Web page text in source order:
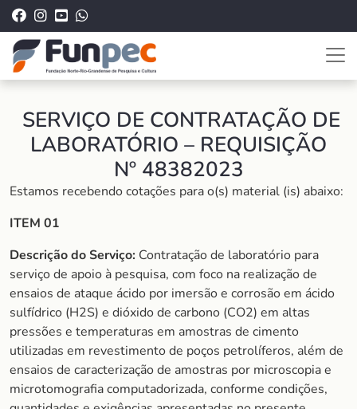
SERVIÇO DE CONTRATAÇÃO DE
LABORATÓRIO – REQUISIÇÃO
Nº 48382023
Estamos recebendo cotações para o(s) material (is) abaixo:
ITEM 01
Descrição do Serviço: Contratação de laboratório para
serviço de apoio à pesquisa, com foco na realização de
ensaios de ataque ácido por imersão e corrosão em ácido
sulfídrico (H2S) e dióxido de carbono (CO2) em altas
pressões e temperaturas em amostras de cimento
utilizadas em revestimento de poços petrolíferos, além de
ensaios de caracterização de amostras por microscopia e
microtomografia computadorizada, conforme condições,